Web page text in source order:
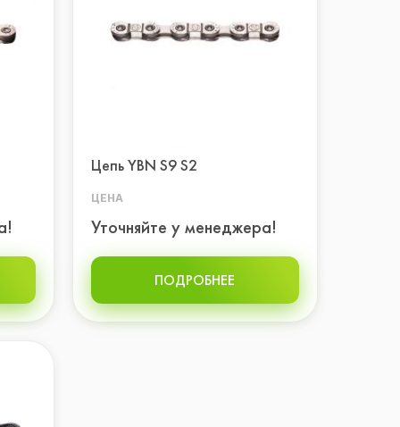
Цепь YBN S9 S2
ЦЕНА
Уточняйте у менеджера!
ПОДРОБНЕЕ